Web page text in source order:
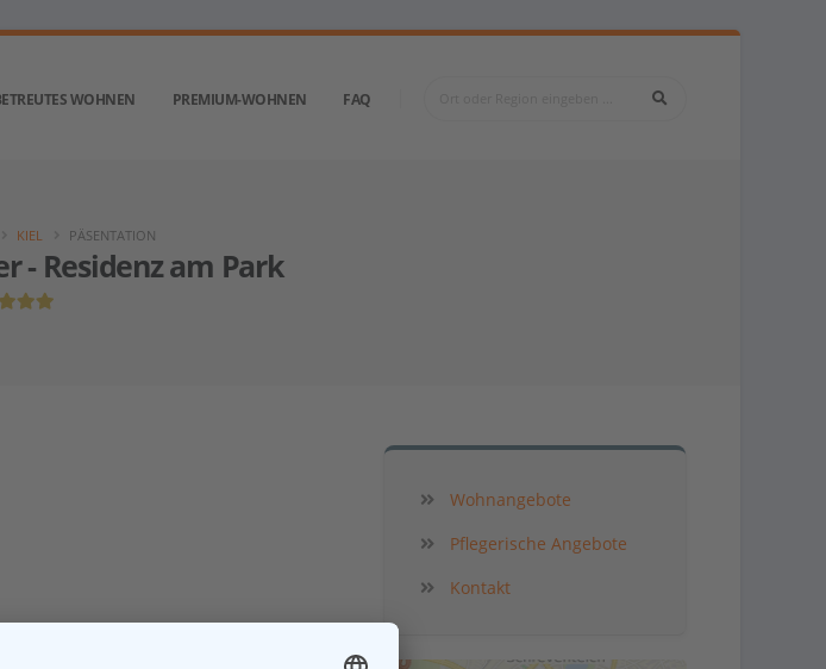
WOHNEN PREMIUM-WOHNEN FAQ
- Residenz am Park
KIEL PÄSENTATION
Wohnangebote
Pflegerische Angebote
Kontakt